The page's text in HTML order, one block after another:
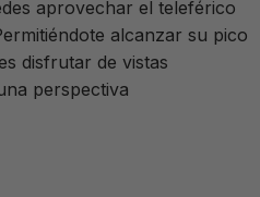
aprovechar el teleférico
alcanzar su pico
disfrutar de vistas
perspectiva